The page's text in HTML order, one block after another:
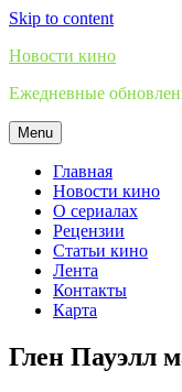
Skip to content
Новости кино
Ежедневные
Menu
Главная
Новости кино
О сериалах
Рецензии
Статьи кино
Лента
Контакты
Карта
Глен Пауэлл